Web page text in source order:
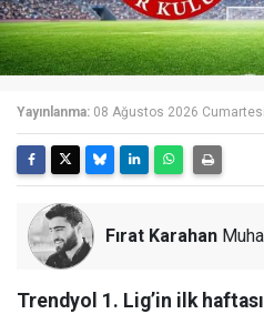
Yayınlanma: 08 Ağustos 2026
Fırat Karahan
Trendyol 1. Lig’in ilk